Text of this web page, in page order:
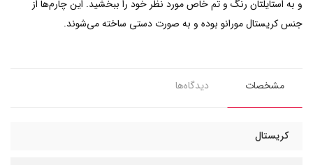
و به استایلتان رنگ و تم خاص مورد نظر خود را ببخشید. این چارم‌ها از
جنس کریستال مورانو بوده و به صورت دستی ساخته می‌شوند.
مشخصات دیدگاه‌ها
کریستال